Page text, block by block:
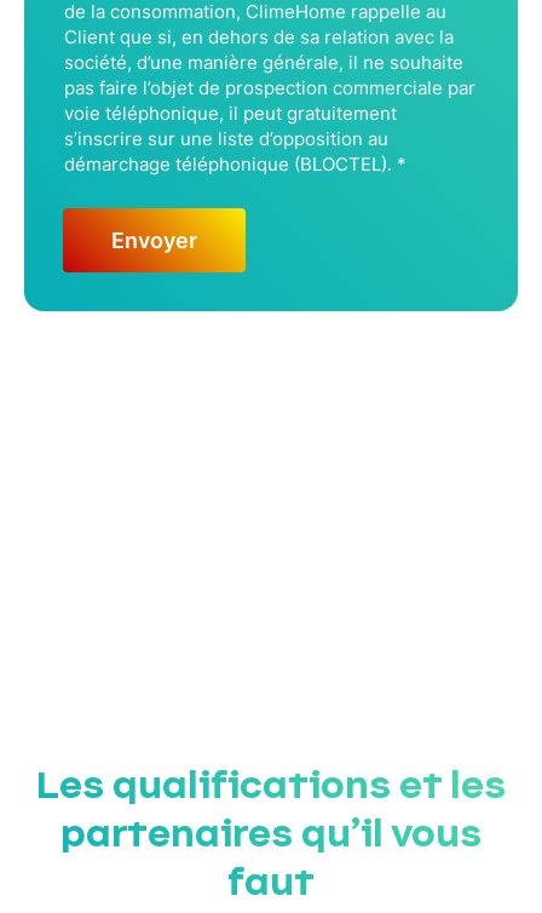
L
O
C
T
E
L
*
de la consommation, ClimeHome rappelle au
Client que si, en dehors de sa relation avec la
société, d’une manière générale, il ne souhaite
pas faire l’objet de prospection commerciale par
voie téléphonique, il peut gratuitement
s’inscrire sur une liste d’opposition au
démarchage téléphonique (BLOCTEL). *
Envoyer
Les qualifications et les
partenaires qu’il vous
faut